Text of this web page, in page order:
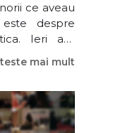
ce aveau
despre
Ieri am
mai mult